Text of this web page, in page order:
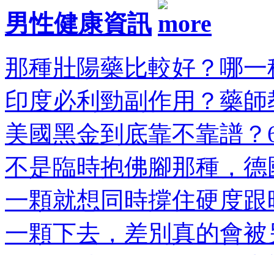
男性健康資訊
那種壯陽藥比較好？哪
印度必利勁副作用？藥
美國黑金到底靠不靠譜？
不是臨時抱佛腳那種，
一顆就想同時撐住硬度
一顆下去，差別真的會